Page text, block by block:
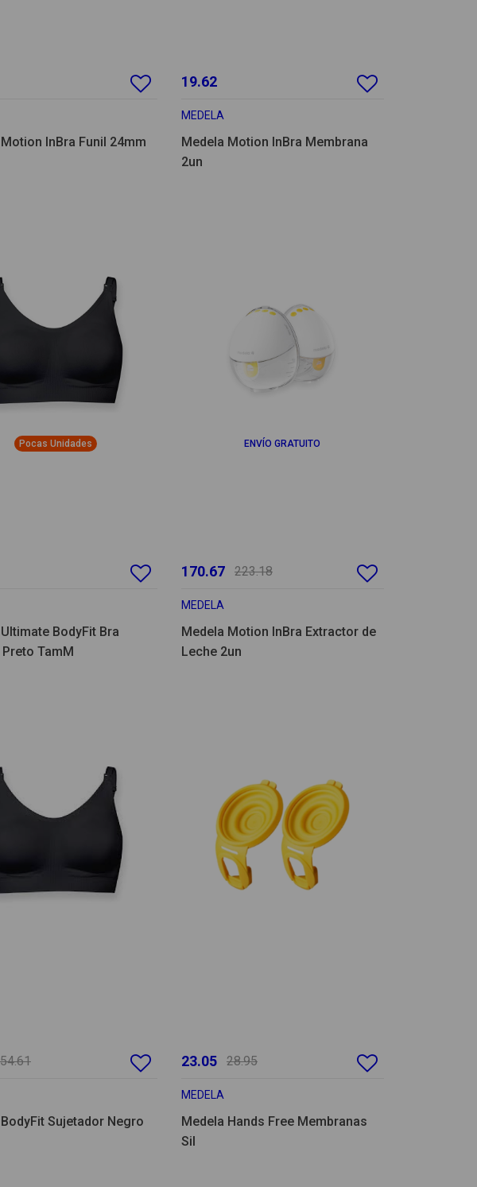
InBra Funil 24mm
19.62
MEDELA
Medela Motion InBra Membrana
2un
Pocas Unidades
BodyFit Bra
TamM
ENVÍO GRATUITO
170.67 223.18
MEDELA
Medela Motion InBra Extractor de
Leche 2un
54.61
Sujetador Negro
23.05 28.95
MEDELA
Medela Hands Free Membranas
Sil